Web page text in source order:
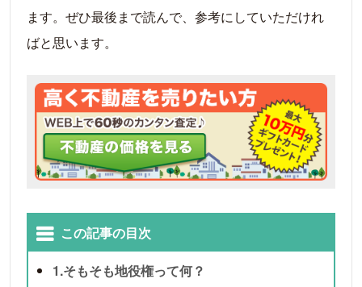
ます。ぜひ最後まで読んで、参考にしていただけれ
ばと思います。
この記事の目次
1.そもそも地役権って何？